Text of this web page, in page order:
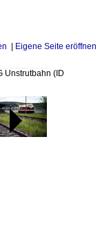
Eigene Seite eröffnen
Unstrutbahn (ID